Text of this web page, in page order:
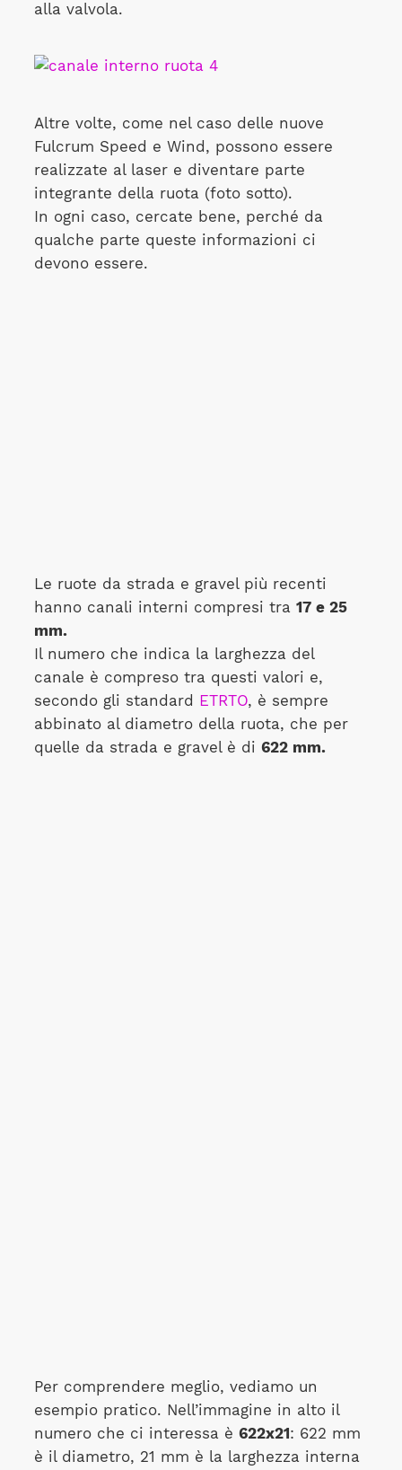
alla valvola.
Altre volte, come nel caso delle nuove
Fulcrum Speed e Wind, possono essere
realizzate al laser e diventare parte
integrante della ruota (foto sotto).
In ogni caso, cercate bene, perché da
qualche parte queste informazioni ci
devono essere.
Le ruote da strada e gravel più recenti
hanno canali interni compresi tra 17 e 25
mm.
Il numero che indica la larghezza del
canale è compreso tra questi valori e,
secondo gli standard
ETRTO, è sempre
abbinato al diametro della ruota, che per
quelle da strada e gravel è di 622 mm.
Per comprendere meglio, vediamo un
esempio pratico. Nell’immagine in alto il
numero che ci interessa è 622x21: 622 mm
è il diametro, 21 mm è la larghezza interna